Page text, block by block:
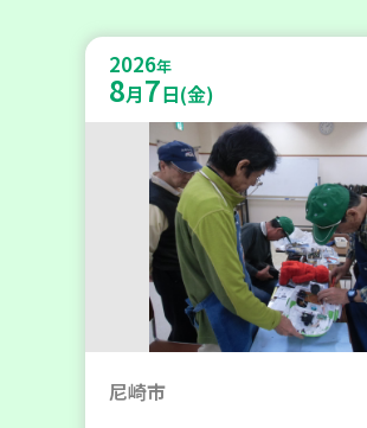
2026年
8月7日(金)
尼崎市